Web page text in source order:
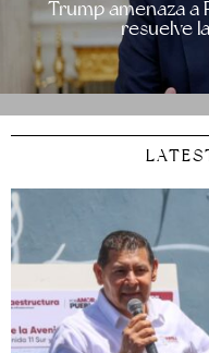
Trump amenaza a
resuelve